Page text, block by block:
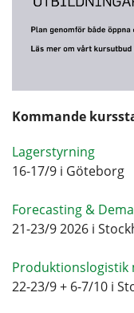
Kommande
Lagerstyrning
16-17/9 i Göteborg
Forecasting &
21-23/9 2026 i
Produktionslogistik
22-23/9 + 6-7/10 i